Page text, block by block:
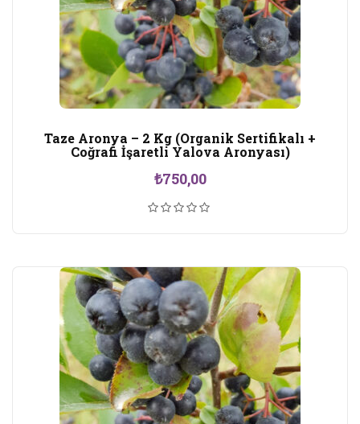
Taze Aronya – 2 Kg (Organik Sertifikalı +
Coğrafi İşaretli Yalova Aronyası)
₺750,00